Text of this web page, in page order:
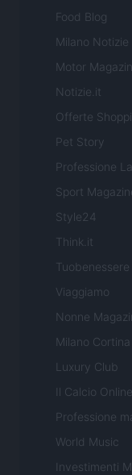
Food Blog
Milano Notizie
Motor
Notizie.it
Offerte
Pet Story
Professione
Sport
Style24
Think.it
Tuobenessere
Viaggiamo
Nonne
Milano Cortina
Luxury Club
Il Calcio Online
Professione
World Music
Investimenti